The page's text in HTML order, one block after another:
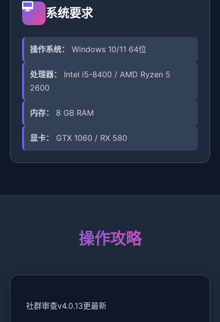
系统要求
操作系统： Windows 10/11 64位
处理器：
Intel i5-8400 / AMD Ryzen 5
2600
内存： 8 GB RAM
显卡： GTX 1060 / RX 580
操作攻略
社群审查v4.0.13更最新